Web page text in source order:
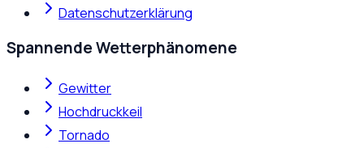
Datenschutzerklärung
Spannende Wetterphänomene
Gewitter
Hochdruckkeil
Tornado